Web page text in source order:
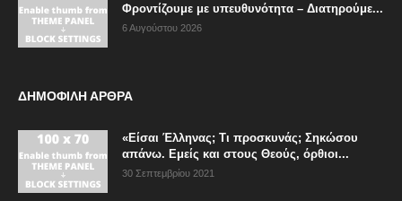
Φροντίζουμε με υπευθυνότητα – Διατηρούμε...
6 Αυγούστου 2026
ΔΗΜΟΦΙΛΗ ΑΡΘΡΑ
«Είσαι Έλληνας; Τι προσκυνάς; Σηκώσου
απάνω. Εμείς και στους Θεούς, όρθιοι...
30 Σεπτεμβρίου 2021